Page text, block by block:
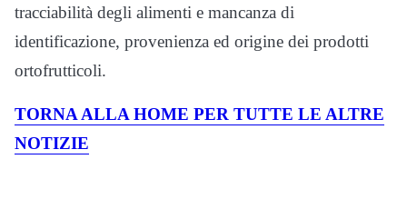
tracciabilità degli alimenti e mancanza di
identificazione, provenienza ed origine dei prodotti
ortofrutticoli.
TORNA ALLA HOME PER TUTTE LE ALTRE
NOTIZIE